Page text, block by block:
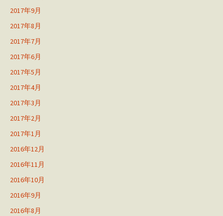
2017年9月
2017年8月
2017年7月
2017年6月
2017年5月
2017年4月
2017年3月
2017年2月
2017年1月
2016年12月
2016年11月
2016年10月
2016年9月
2016年8月